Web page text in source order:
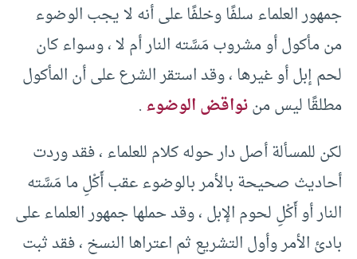
جمهور العلماء سلفًا وخلفًا على أنه لا يجب الوضوء
من مأكول أو مشروب مَسَّته النار أم لا ، وسواء كان
لحم إبل أو غيرها ، وقد استقر الشرع على أن المأكول
مطلقًا ليس مننواقض الوضوء.
لكن للمسألة أصل دار حوله كلام للعلماء ، فقد وردت
أحاديث صحيحة بالأمر بالوضوء عقب أَكْلِ ما مَسَّته
النار أو أَكْلِ لحوم الإبل ، وقد حملها جمهور العلماء على
بادئ الأمر وأول التشريع ثم اعتراها النسخ ، فقد ثبت